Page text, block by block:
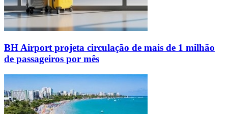
BH Airport projeta circulação de mais de 1 milhão
de passageiros por mês